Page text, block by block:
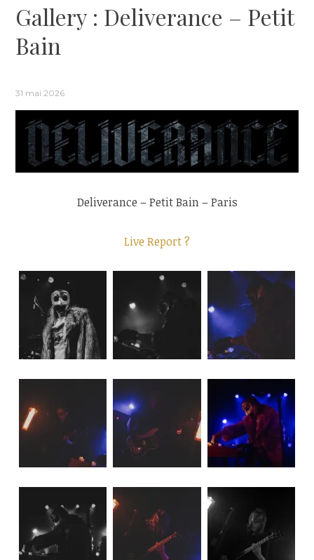
Gallery : Deliverance – Petit
Bain
31 mai 2026
Deliverance – Petit Bain – Paris
Live Report ?